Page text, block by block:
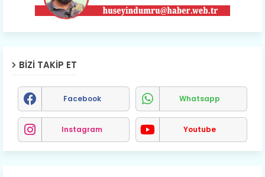
BIZI TAKIP ET
Facebook Whatsapp
Instagram Youtube